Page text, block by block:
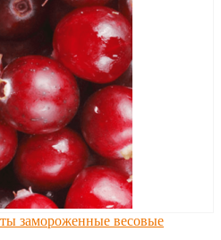
замороженные весовые